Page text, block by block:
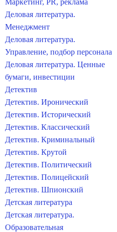
Маркетинг, PR, реклама
Деловая литература.
Менеджмент
Деловая литература.
Управление, подбор персонала
Деловая литература. Ценные
бумаги, инвестиции
Детектив
Детектив. Иронический
Детектив. Исторический
Детектив. Классический
Детектив. Криминальный
Детектив. Крутой
Детектив. Политический
Детектив. Полицейский
Детектив. Шпионский
Детская литература
Детская литература.
Образовательная